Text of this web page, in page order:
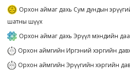
Орхон аймаг дахь Сум дундын
шатны шүүх
Орхон аймаг дахь Эрүүл мэндийн
Орхон аймгийн Иргэний хэргийн
Орхон аймгийн Эрүүгийн хэргийн